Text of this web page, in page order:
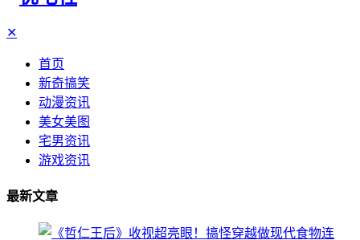
✕
首页
新奇搞笑
动漫资讯
美女美图
宅男资讯
游戏资讯
最新文章